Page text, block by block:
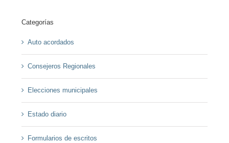
Categorías
Auto acordados
Consejeros Regionales
Elecciones municipales
Estado diario
Formularios de escritos